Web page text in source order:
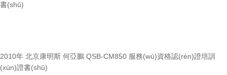
書(shū)
2010年 北京康明斯 何亞鵬 QSB-CM850 服務(wù)資格認(rèn)證培訓
(xùn)證書(shū)